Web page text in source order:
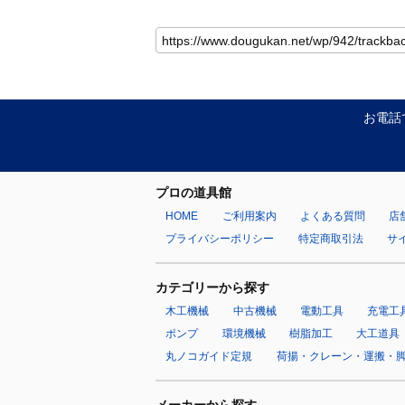
お電
プロの道具館
HOME ご利用案内 よくある質問
店
プライバシーポリシー
特定商取引法 サ
カテゴリーから探す
木工機械 中古機械 電動工具
充電工
ポンプ
環境機械 樹脂加工
大工道具
丸ノコガイド定規
荷揚・クレーン・運搬・